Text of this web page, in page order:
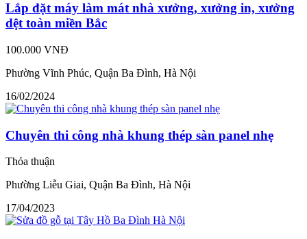
Lắp đặt máy làm mát nhà xưởng, xưởng in, xưởng
dệt toàn miền Bắc
100.000 VNĐ
Phường Vĩnh Phúc, Quận Ba Đình, Hà Nội
16/02/2024
Chuyên thi công nhà khung thép sàn panel nhẹ
Thỏa thuận
Phường Liễu Giai, Quận Ba Đình, Hà Nội
17/04/2023